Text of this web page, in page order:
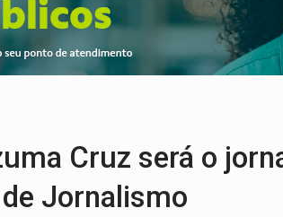
de Rondônia terá sábado (8) de calor
Após quase 30 anos de espera, asfalto
Cruz será o
Jornalismo